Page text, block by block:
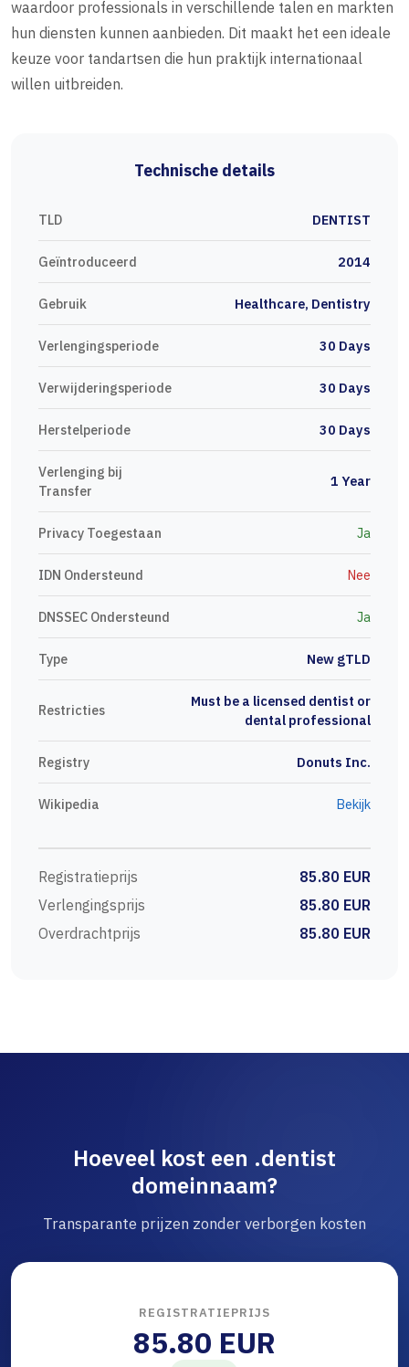
waardoor professionals in verschillende talen en markten
hun diensten kunnen aanbieden. Dit maakt het een ideale
keuze voor tandartsen die hun praktijk internationaal
willen uitbreiden.
Technische details
TLD DENTIST
Geïntroduceerd 2014
Gebruik Healthcare, Dentistry
Verlengingsperiode 30 Days
Verwijderingsperiode 30 Days
Herstelperiode 30 Days
Verlenging bij
Transfer
1 Year
Privacy Toegestaan Ja
IDN Ondersteund Nee
DNSSEC Ondersteund Ja
Type New gTLD
Restricties
Must be a licensed dentist or
dental professional
Registry Donuts Inc.
Wikipedia Bekijk
Registratieprijs
85.80 EUR
Verlengingsprijs
85.80 EUR
Overdrachtprijs
85.80 EUR
Hoeveel kost een .dentist
domeinnaam?
Transparante prijzen zonder verborgen kosten
REGISTRATIEPRIJS
85.80 EUR